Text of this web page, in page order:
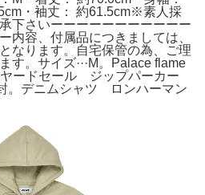
・袖丈： 約61.5cm※素人採
下さいーーーーーーーーーーー
内容、付属品につきましては、
なります。自宅保管の為、ご理
す。サイズ···M。Palace flame
ヤードセール ジップパーカー
。デニムシャツ ロンハーマン